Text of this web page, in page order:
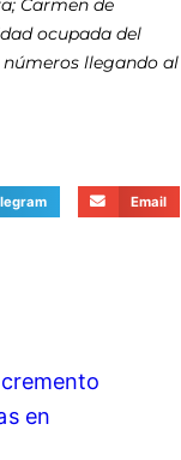
Carmen de
ocupada del
llegando al
Email